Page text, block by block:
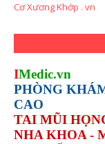
Cơ Xương Khớp . vn
IMedic.vn
PHÒNG
CAO
TAI MŨI
NHA KHOA -